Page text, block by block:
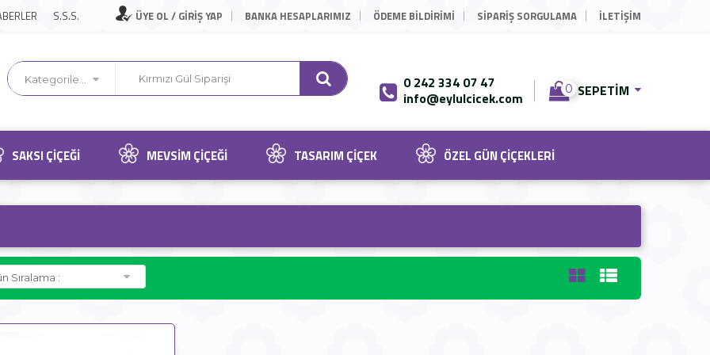
S.S.S. ÜYE OL / GİRİŞ YAP BANKA HESAPLARIMIZ ÖDEME BILDIRIMI SIPARIŞ SORGULAMA İLETİŞİM
0 242 334 07 47
info@eylulcicek.com
0 SEPETIM
SAKSI ÇIÇEĞI MEVSIM ÇIÇEĞI TASARIM ÇIÇEK ÖZEL GÜN ÇIÇEKLERI
Sıralama :